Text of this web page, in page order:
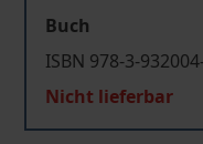
Buch
ISBN 978-3-
Nicht lieferbar